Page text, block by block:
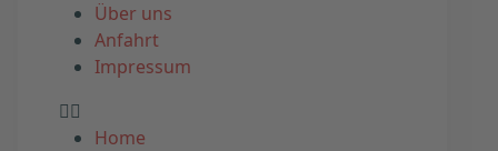
Über uns
Anfahrt
Impressum
Home